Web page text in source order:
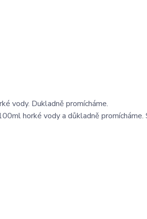
vody. Dukladně promícháme.
horké vody a důkladně promícháme.